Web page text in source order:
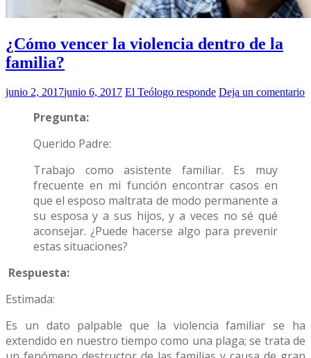
¿Cómo vencer la violencia dentro de la
familia?
junio 2, 2017junio 6, 2017 El Teólogo responde Deja un comentario
Pregunta:
Querido Padre:
Trabajo como asistente familiar. Es muy
frecuente en mi función encontrar casos en
que el esposo maltrata de modo permanente a
su esposa y a sus hijos, y a veces no sé qué
aconsejar. ¿Puede hacerse algo para prevenir
estas situaciones?
Respuesta:
Estimada:
Es un dato palpable que la violencia familiar se ha
extendido en nuestro tiempo como una plaga; se trata de